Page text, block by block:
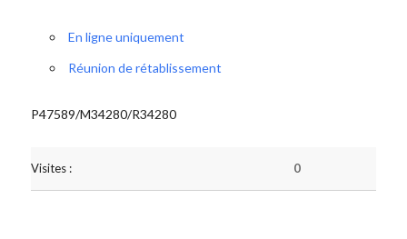
En ligne uniquement
Réunion de rétablissement
P47589/M34280/R34280
Visites : 0